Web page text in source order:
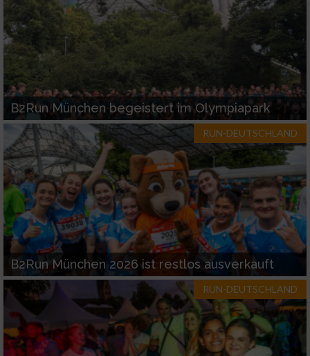
B2Run München begeistert im Olympiapark
RUN-DEUTSCHLAND
B2Run München 2026 ist restlos ausverkauft
RUN-DEUTSCHLAND